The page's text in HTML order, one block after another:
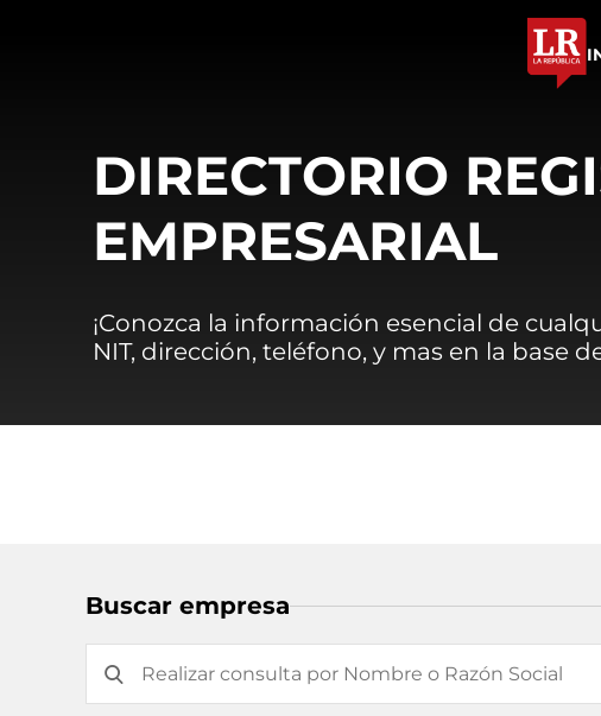
DIRECTORIO
EMPRESARIAL
¡Conozca la información esencial de
NIT, dirección, teléfono, y mas en la base
Buscar empresa